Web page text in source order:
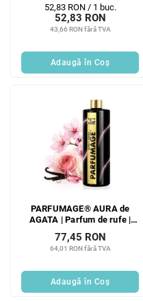
43,66 RON fără TVA
52,83 RON
Evaluare
preţ:
52,83 RON / 1 buc.
Adaugă în Coş
PARFUMAGE® AURA de
AGATA | Parfum de rufe |
64,01 RON fără TVA
77,45 RON
Adaugă în Coş